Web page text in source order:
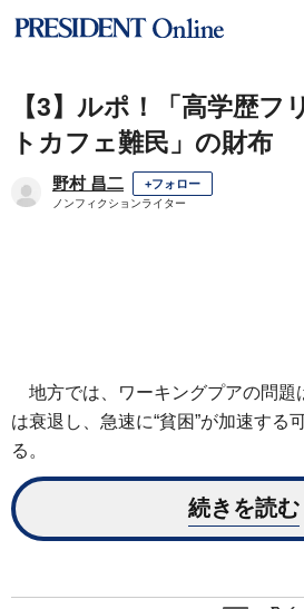
【3】ルポ！「高学歴フ
トカフェ難民」の財布
野村 昌二 +フォロー
ノンフィクションライター
地方では、ワーキングプアの問題
は衰退し、急速に“貧困”が加速する
る。
続きを読む